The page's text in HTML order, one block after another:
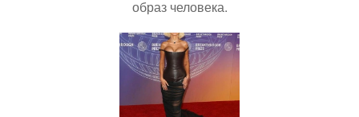
образ человека.